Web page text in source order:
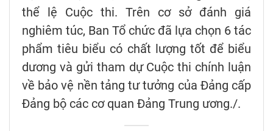
thể lệ Cuộc thi. Trên cơ sở đánh giá
nghiêm túc, Ban Tổ chức đã lựa chọn 6 tác
phẩm tiêu biểu có chất lượng tốt để biểu
dương và gửi tham dự Cuộc thi chính luận
về bảo vệ nền tảng tư tưởng của Đảng cấp
Đảng bộ các cơ quan Đảng Trung ương./.